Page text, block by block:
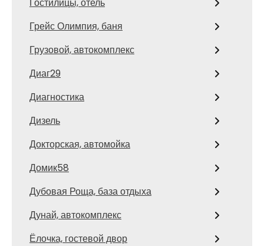
Грейс Олимпия, баня
Грузовой, автокомплекс
Диаг29
Диагностика
Дизель
Докторская, автомойка
Домик58
Дубовая Роща, база отдыха
Дунай, автокомплекс
Ёлочка, гостевой двор